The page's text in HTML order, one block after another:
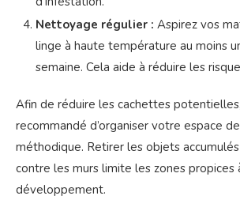
Nettoyage régulier : Aspirez vos
linge à haute température au moins
semaine. Cela aide à réduire les
Afin de réduire les cachettes
recommandé d’organiser votre espace
méthodique. Retirer les objets
contre les murs limite les zones propices
développement.